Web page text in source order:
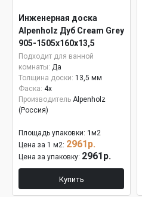
Инженерная доска
Alpenholz Дуб Cream Grey
905-1505х160х13,5
Подходит для ванной
комнаты: Да
Толщина доски: 13,5 мм
Фаска: 4x
Производитель Alpenholz
(Россия)
Площадь упаковки: 1 м2
Цена за 1 м2: 2961р.
Цена за упаковку: 2961р.
Купить